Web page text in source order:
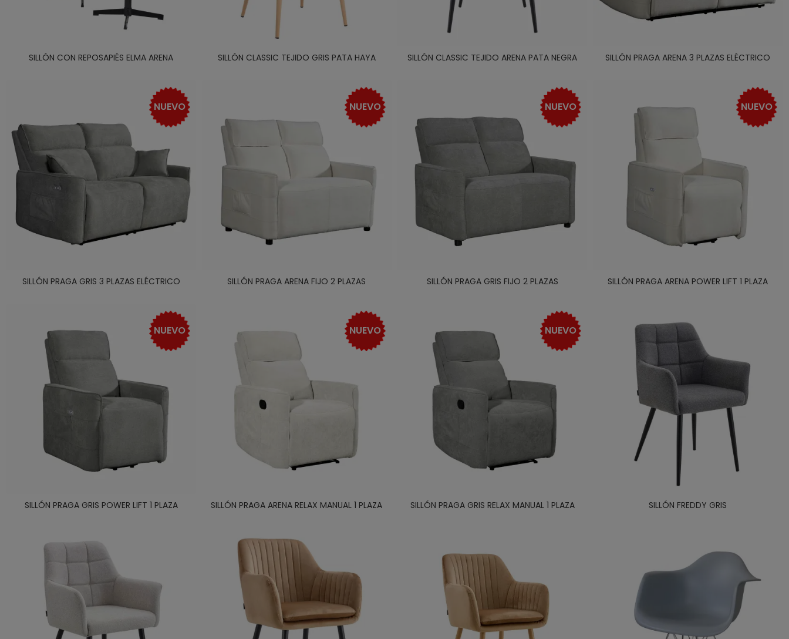
SILLÓN CON REPOSAPIÉS ELMA ARENA SILLÓN CLASSIC TEJIDO GRIS PATA HAYA SILLÓN CLASSIC TEJIDO ARENA PATA NEGRA SILLÓN PRAGA ARENA 3 PLAZAS ELÉCTRICO
NUEVO
SILLÓN PRAGA GRIS 3 PLAZAS ELÉCTRICO
NUEVO
SILLÓN PRAGA ARENA FIJO 2 PLAZAS
NUEVO
SILLÓN PRAGA GRIS FIJO 2 PLAZAS
NUEVO
SILLÓN PRAGA ARENA POWER LIFT 1 PLAZA
NUEVO
SILLÓN PRAGA GRIS POWER LIFT 1 PLAZA
NUEVO
SILLÓN PRAGA ARENA RELAX MANUAL 1 PLAZA
NUEVO
SILLÓN PRAGA GRIS RELAX MANUAL 1 PLAZA SILLÓN FREDDY GRIS